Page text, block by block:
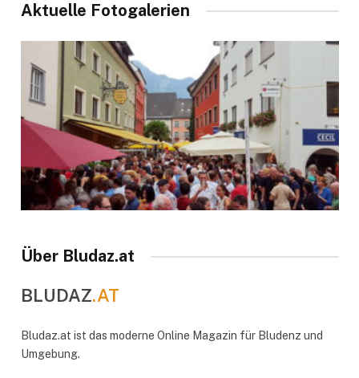
Aktuelle Fotogalerien
Über Bludaz.at
BLUDAZ.AT
Bludaz.at ist das moderne Online Magazin für Bludenz und
Umgebung.